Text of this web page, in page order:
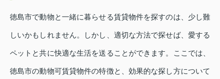
徳島市で動物と一緒に暮らせる賃貸物件を探すのは、少し難
しいかもしれません。しかし、適切な方法で探せば、愛する
ペットと共に快適な生活を送ることができます。ここでは、
徳島市の動物可賃貸物件の特徴と、効果的な探し方について